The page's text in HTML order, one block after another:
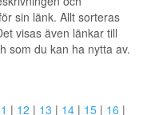
sin länk. Allt sorteras
visas även länkar till
som du kan ha nytta av.
| 12 | 13 | 14 | 15 | 16 |